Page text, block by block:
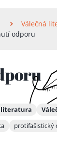
Válečná
odporu
literatura
protifašistický